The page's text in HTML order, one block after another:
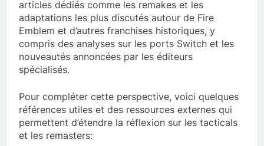
articles dédiés comme les remakes et les
adaptations les plus discutés autour de Fire
Emblem et d’autres franchises historiques, y
compris des analyses sur les ports Switch et les
nouveautés annoncées par les éditeurs
spécialisés.
Pour compléter cette perspective, voici quelques
références utiles et des ressources externes qui
permettent d’étendre la réflexion sur les tacticals
et les remasters: